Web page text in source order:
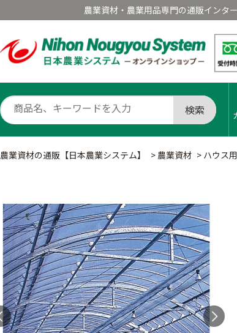
農業資材・農業用品専門の通販インタ
検索
農業資材の通販【日本農業システム】 > 農業資材 > ハウス